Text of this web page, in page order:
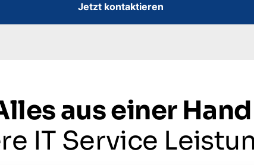
Jetzt kontaktieren
aus einer Hand
IT Service